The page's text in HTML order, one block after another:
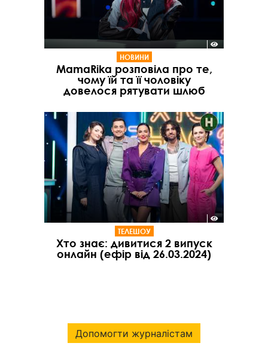
НОВИНИ
MamaRika розповіла про те,
чому їй та її чоловіку
довелося рятувати шлюб
ТЕЛЕШОУ
Хто знає: дивитися 2 випуск
онлайн (ефір від 26.03.2024)
Допомогти журналістам